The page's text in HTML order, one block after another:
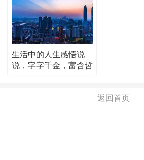
生活中的人生感悟说
说，字字千金，富含哲
返回首页